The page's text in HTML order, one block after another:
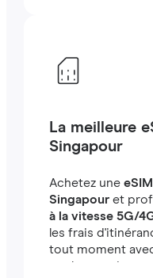
La meilleure
Singapour
Achetez une
Singapouret
à la vitesse 5G/
les frais
tout moment avec
quelques